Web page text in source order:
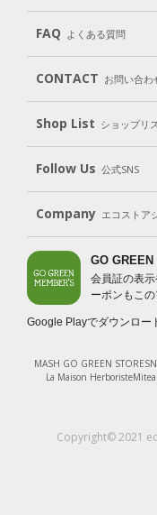
Body（ボディ）
Goods （グ
User Guide
FAQ よくある質問
CONTACT お問い合わ
Shop List ショップリ
Shop
Follow Us 公式SNS
LINE＠
Company エコストア
会社案内 ご
特定商取引
法人会員サービス
GO GREEN
会員証の表
ーポンもこの
Google Playでダウンロー
MASH GO GREEN STORE
La Maison Herboriste
Copyright© 2021